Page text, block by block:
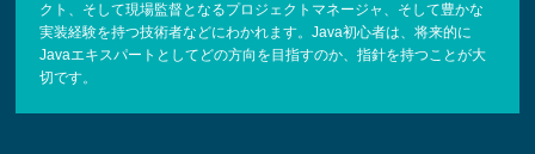
クト、そして現場監督となるプロジェクトマネージャ、そして豊かな
実装経験を持つ技術者などにわかれます。Java初心者は、将来的に
Javaエキスパートとしてどの方向を目指すのか、指針を持つことが大
切です。